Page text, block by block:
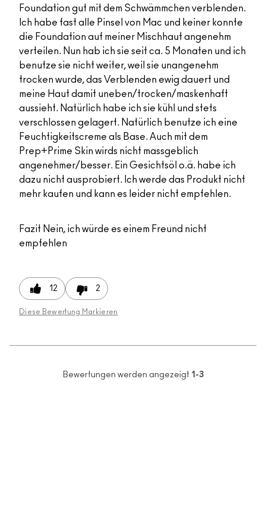
Foundation gut mit dem Schwämmchen verblenden.
Ich habe fast alle Pinsel von Mac und keiner konnte
die Foundation auf meiner Mischhaut angenehm
verteilen. Nun hab ich sie seit ca. 5 Monaten und ich
benutze sie nicht weiter, weil sie unangenehm
trocken wurde, das Verblenden ewig dauert und
meine Haut damit uneben/trocken/maskenhaft
aussieht. Natürlich habe ich sie kühl und stets
verschlossen gelagert. Natürlich benutze ich eine
Feuchtigkeitscreme als Base. Auch mit dem
Prep+Prime Skin wirds nicht massgeblich
angenehmer/besser. Ein Gesichtsöl o.ä. habe ich
dazu nicht ausprobiert. Ich werde das Produkt nicht
mehr kaufen und kann es leider nicht empfehlen.
Fazit Nein, ich würde es einem Freund nicht
empfehlen
12 2
Diese Bewertung Markieren
Bewertungen werden angezeigt 1-3